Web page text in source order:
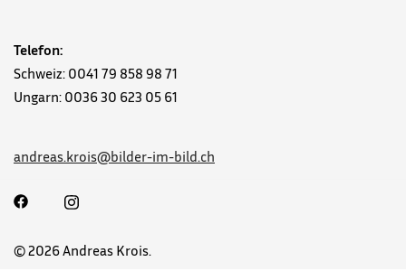
Telefon:
Schweiz: 0041 79 858 98 71
Ungarn: 0036 30 623 05 61
andreas.krois@bilder-im-bild.ch
© 2026 Andreas Krois.